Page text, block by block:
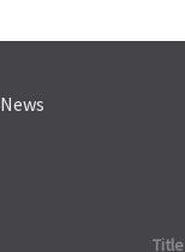
News
Title